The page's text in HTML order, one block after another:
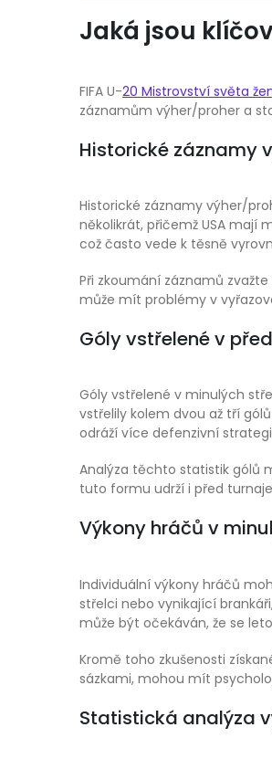
Jaká jsou
FIFA U-20 Mistrovství světa
záznamům výher/proher a
Historické záznamy
Historické záznamy výher/
několikrát, přičemž USA mají
což často vede k těsně
Při zkoumání záznamů
může mít problémy v
Góly vstřelené v
Góly vstřelené v minulých
vstřelily kolem dvou až tří
odráží více defenzivní
Analýza těchto statistik gólů
tuto formu udrží i před
Výkony hráčů v
Individuální výkony hráčů
střelci nebo vynikající
může být očekáván, že se
Kromě toho zkušenosti
sázkami, mohou mít
Statistická analýza